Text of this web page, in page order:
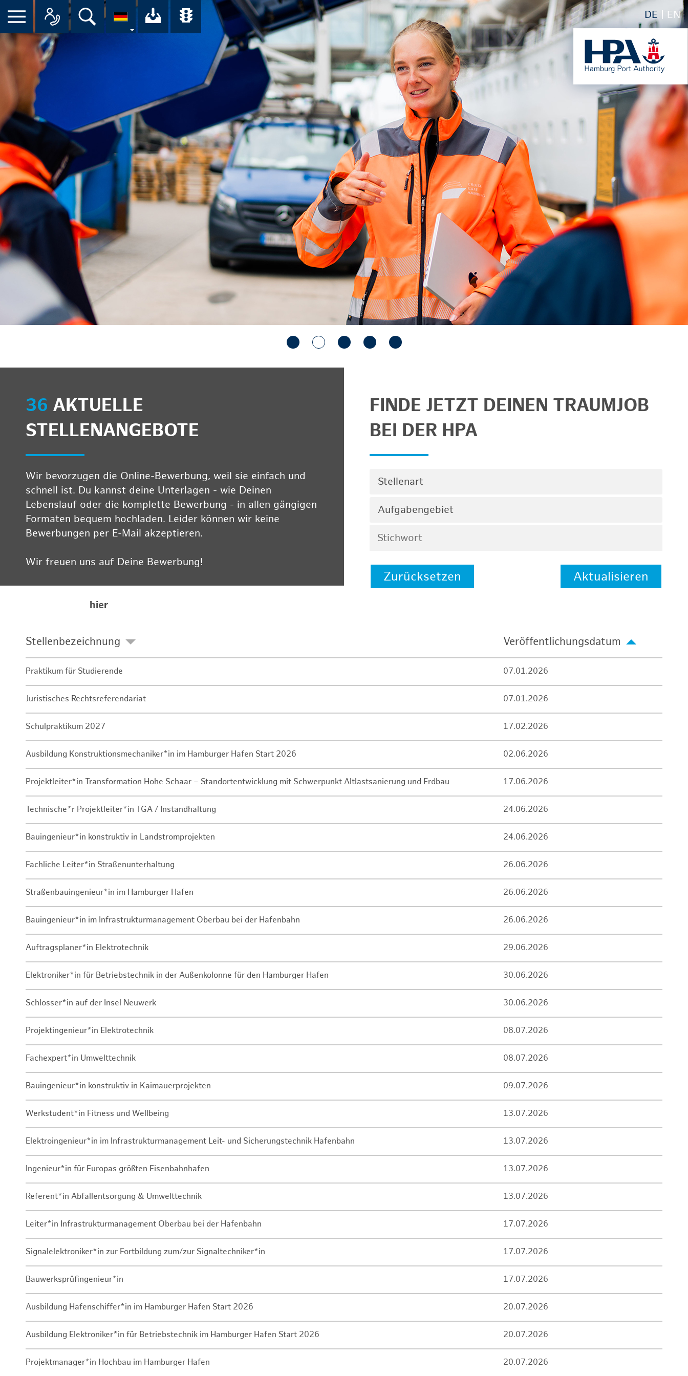
DE EN
Suche Ihr Download-Center der HPA
Übersicht aller Verkehrsmeldungen im Hafen am
36 AKTUELLE
STELLENANGEBOTE
Wir bevorzugen die Online-Bewerbung, weil sie einfach und
schnell ist. Du kannst deine Unterlagen - wie Deinen
Lebenslauf oder die komplette Bewerbung - in allen gängigen
Formaten bequem hochladen. Leider können wir keine
Bewerbungen per E-Mail akzeptieren.
Wir freuen uns auf Deine Bewerbung!
hier
FINDE JETZT DEINEN TRAUMJOB
BEI DER HPA
Stellenart
Aufgabengebiet
Zurücksetzen Aktualisieren
Stellenbezeichnung Veröffentlichungsdatum
Praktikum für Studierende 07.01.2026
Juristisches Rechtsreferendariat 07.01.2026
Schulpraktikum 2027 17.02.2026
Ausbildung Konstruktionsmechaniker*in im Hamburger Hafen Start 2026 02.06.2026
Projektleiter*in Transformation Hohe Schaar – Standortentwicklung mit Schwerpunkt Altlastsanierung und Erdbau 17.06.2026
Technische*r Projektleiter*in TGA / Instandhaltung 24.06.2026
Bauingenieur*in konstruktiv in Landstromprojekten 24.06.2026
Fachliche Leiter*in Straßenunterhaltung 26.06.2026
Straßenbauingenieur*in im Hamburger Hafen 26.06.2026
Bauingenieur*in im Infrastrukturmanagement Oberbau bei der Hafenbahn 26.06.2026
Auftragsplaner*in Elektrotechnik 29.06.2026
Elektroniker*in für Betriebstechnik in der Außenkolonne für den Hamburger Hafen 30.06.2026
Schlosser*in auf der Insel Neuwerk 30.06.2026
Projektingenieur*in Elektrotechnik 08.07.2026
Fachexpert*in Umwelttechnik 08.07.2026
Bauingenieur*in konstruktiv in Kaimauerprojekten 09.07.2026
Werkstudent*in Fitness und Wellbeing 13.07.2026
Elektroingenieur*in im Infrastrukturmanagement Leit- und Sicherungstechnik Hafenbahn 13.07.2026
Ingenieur*in für Europas größten Eisenbahnhafen 13.07.2026
Referent*in Abfallentsorgung & Umwelttechnik 13.07.2026
Leiter*in Infrastrukturmanagement Oberbau bei der Hafenbahn 17.07.2026
Signalelektroniker*in zur Fortbildung zum/zur Signaltechniker*in 17.07.2026
Bauwerksprüfingenieur*in 17.07.2026
Ausbildung Hafenschiffer*in im Hamburger Hafen Start 2026 20.07.2026
Ausbildung Elektroniker*in für Betriebstechnik im Hamburger Hafen Start 2026 20.07.2026
Projektmanager*in Hochbau im Hamburger Hafen 20.07.2026